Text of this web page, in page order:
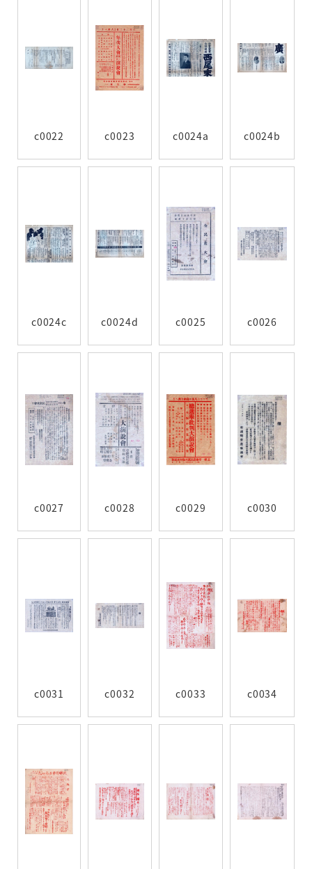
c0022 c0023 c0024a c0024b
c0024c c0024d c0025 c0026
c0027 c0028 c0029 c0030
c0031 c0032 c0033 c0034